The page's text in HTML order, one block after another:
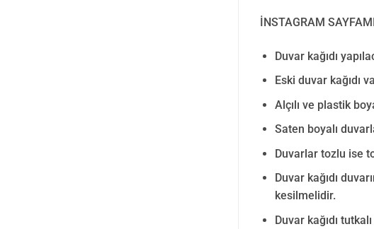
İNSTAGRAM
Duvar kağıdı
Eski duvar kağıdı
Alçılı ve plastik
Saten boyalı
Duvarlar tozlu ise
Duvar kağıdı
kesilmelidir.
Duvar kağıdı